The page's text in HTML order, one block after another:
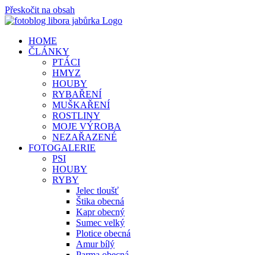
Přeskočit na obsah
HOME
ČLÁNKY
PTÁCI
HMYZ
HOUBY
RYBAŘENÍ
MUŠKAŘENÍ
ROSTLINY
MOJE VÝROBA
NEZAŘAZENÉ
FOTOGALERIE
PSI
HOUBY
RYBY
Jelec tloušť
Štika obecná
Kapr obecný
Sumec velký
Plotice obecná
Amur bílý